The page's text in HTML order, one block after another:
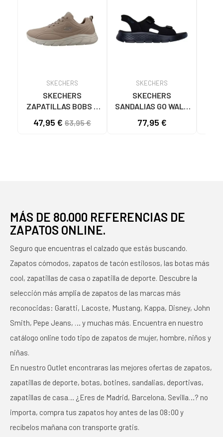
SKECHERS
SKECHERS
ZAPATILLAS BOBS B
TAN 117715
47,95 € 63,95 €
SKECHERS
SKECHERS
SANDALIAS GO WALK
NEGRAS NEGRO
77,95 €
MÁS DE 80.000 REFERENCIAS DE
ZAPATOS ONLINE.
Seguro que encuentras el calzado que estás buscando.
Zapatos cómodos, zapatos de tacón estilosos, las botas más
cool, zapatillas de casa o zapatilla de deporte. Descubre la
selección más amplia de zapatos de las marcas más
reconocidas: Garatti, Lacoste, Mustang, Kappa, Disney, John
Smith, Pepe Jeans, … y muchas más. Encuentra en nuestro
catálogo online todo tipo de zapatos de mujer, hombre, niños y
niñas.
En nuestro Outlet encontraras las mejores ofertas de zapatos,
zapatillas de deporte, botas, botines, sandalias, deportivas,
zapatillas de casa… ¿Eres de Madrid, Barcelona, Sevilla…? no
importa, compra tus zapatos hoy antes de las 08:00 y
recíbelos mañana con transporte gratis.